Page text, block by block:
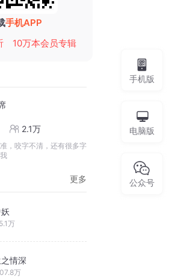
手机APP
10万本会员专辑
2.1万
，咬字不清，还有很多字
更多
万
情深
万
手机版
电脑版
公众号